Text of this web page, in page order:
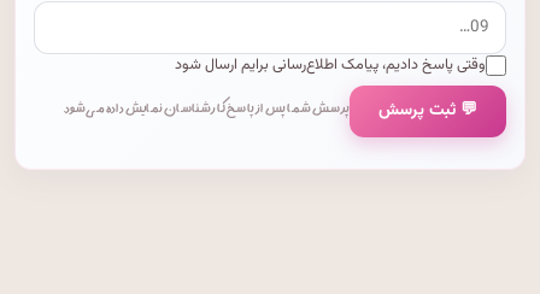
وقتی پاسخ دادیم، پیامک اطلاع‌رسانی برایم ارسال شود
💬 ثبت پرسش پرسش شما پس از پاسخ کارشناسان نمایش داده می‌شود.